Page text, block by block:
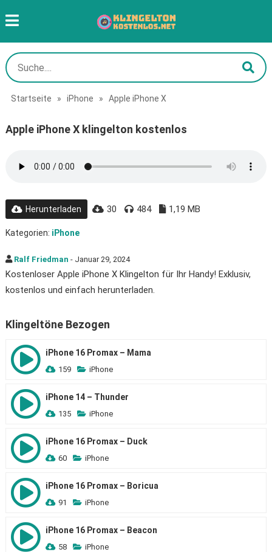
Startseite » iPhone » Apple iPhone X
Apple iPhone X klingelton kostenlos
Herunterladen 30 484 1,19 MB
Kategorien: iPhone
Ralf Friedman - Januar 29, 2024
Kostenloser Apple iPhone X Klingelton für Ihr Handy! Exklusiv,
kostenlos und einfach herunterladen.
Klingeltöne Bezogen
iPhone 16 Promax – Mama
159 iPhone
iPhone 14 – Thunder
135 iPhone
iPhone 16 Promax – Duck
60 iPhone
iPhone 16 Promax – Boricua
91 iPhone
iPhone 16 Promax – Beacon
58 iPhone